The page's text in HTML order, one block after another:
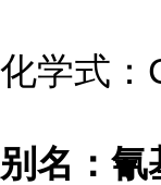
化学式：
别名：氰